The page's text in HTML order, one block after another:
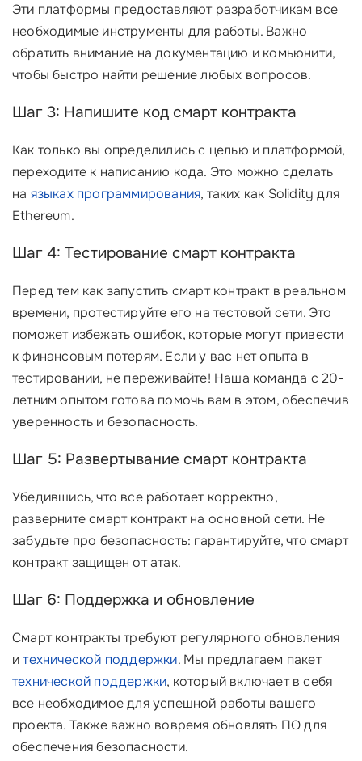
Эти платформы предоставляют разработчикам все
необходимые инструменты для работы. Важно
обратить внимание на документацию и комьюнити,
чтобы быстро найти решение любых вопросов.
Шаг 3: Напишите код смарт контракта
Как только вы определились с целью и платформой,
переходите к написанию кода. Это можно сделать
на языках программирования, таких как Solidity для
Ethereum.
Шаг 4: Тестирование смарт контракта
Перед тем как запустить смарт контракт в реальном
времени, протестируйте его на тестовой сети. Это
поможет избежать ошибок, которые могут привести
к финансовым потерям. Если у вас нет опыта в
тестировании, не переживайте! Наша команда с 20-
летним опытом готова помочь вам в этом, обеспечив
уверенность и безопасность.
Шаг 5: Развертывание смарт контракта
Убедившись, что все работает корректно,
разверните смарт контракт на основной сети. Не
забудьте про безопасность: гарантируйте, что смарт
контракт защищен от атак.
Шаг 6: Поддержка и обновление
Смарт контракты требуют регулярного обновления
итехнической поддержки. Мы предлагаем пакет
технической поддержки, который включает в себя
все необходимое для успешной работы вашего
проекта. Также важно вовремя обновлять ПО для
обеспечения безопасности.